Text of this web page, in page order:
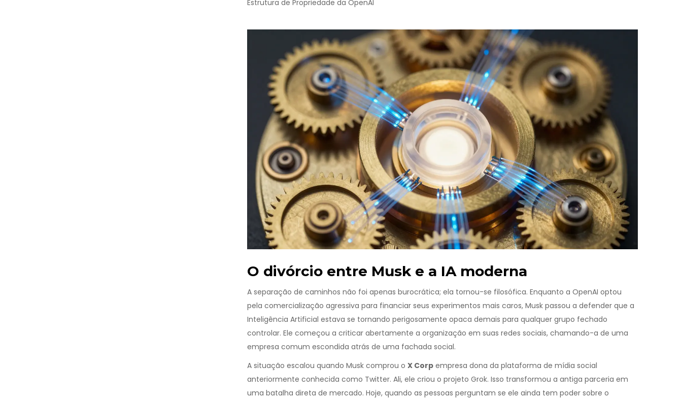
Estrutura de Propriedade da OpenAI
O divórcio entre Musk e a IA moderna
A separação de caminhos não foi apenas burocrática; ela tornou-se filosófica. Enquanto a OpenAI optou
pela comercialização agressiva para financiar seus experimentos mais caros, Musk passou a defender que a
Inteligência Artificial estava se tornando perigosamente opaca demais para qualquer grupo fechado
controlar. Ele começou a criticar abertamente a organização em suas redes sociais, chamando-a de uma
empresa comum escondida atrás de uma fachada social.
A situação escalou quando Musk comprou o X Corp empresa dona da plataforma de mídia social
anteriormente conhecida como Twitter. Ali, ele criou o projeto Grok. Isso transformou a antiga parceria em
uma batalha direta de mercado. Hoje, quando as pessoas perguntam se ele ainda tem poder sobre o